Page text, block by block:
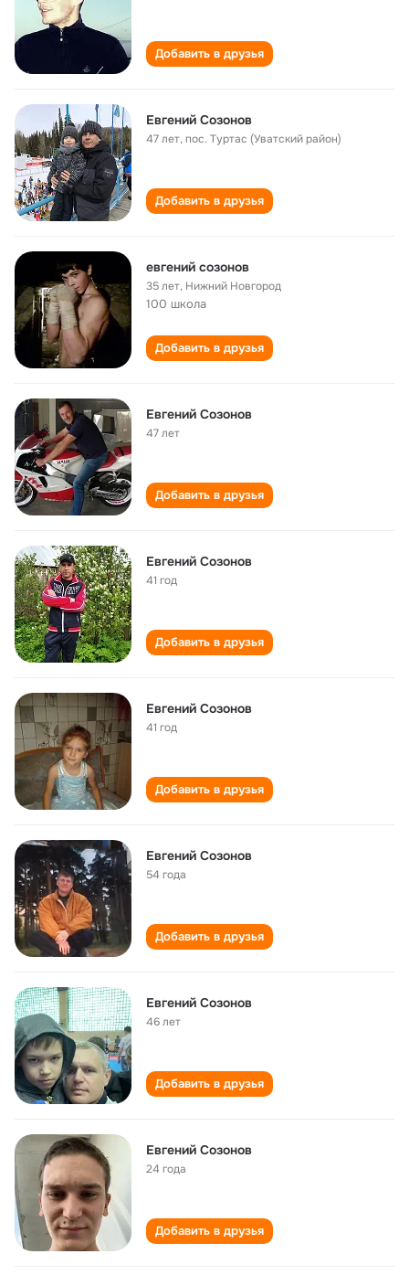
Добавить в друзья
Евгений Созонов
47 лет,пос. Туртас (Уватский район)
Добавить в друзья
евгений созонов
35 лет, Нижний Новгород
100 школа
Добавить в друзья
Евгений Созонов
47 лет
Добавить в друзья
Евгений Созонов
41 год
Добавить в друзья
Евгений Созонов
41 год
Добавить в друзья
Евгений Созонов
54 года
Добавить в друзья
Евгений Созонов
46 лет
Добавить в друзья
Евгений Созонов
24 года
Добавить в друзья